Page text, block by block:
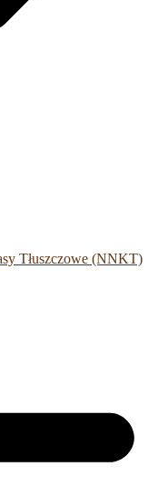
Tłuszczowe (NNKT)